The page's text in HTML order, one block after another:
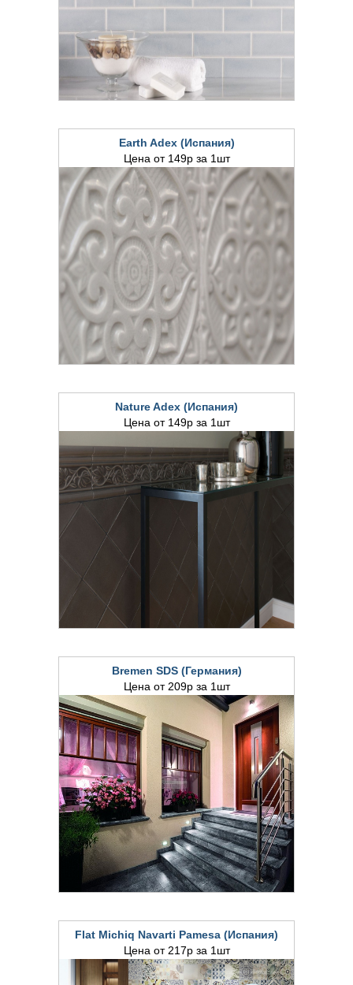
Earth Adex (Испания)
Цена от 149р за 1шт
Nature Adex (Испания)
Цена от 149р за 1шт
Bremen SDS (Германия)
Цена от 209р за 1шт
Flat Michiq Navarti Pamesa (Испания)
Цена от 217р за 1шт